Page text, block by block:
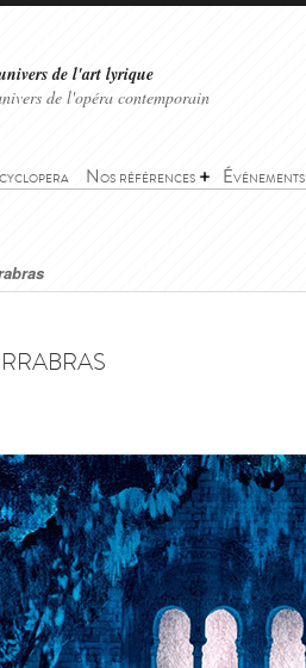
de l'art lyrique
de l'opéra contemporain
Nos références Événements